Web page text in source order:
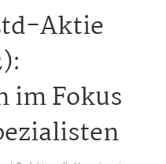
Aktie
im Fokus